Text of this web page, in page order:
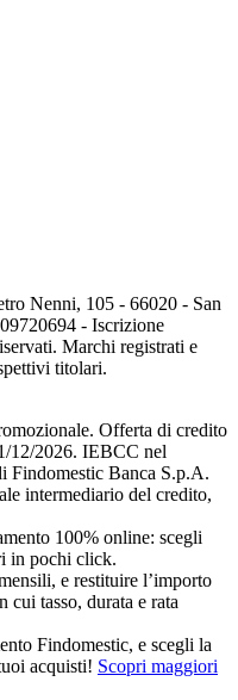
Nenni, 105 - 66020 - San
- Iscrizione
Marchi registrati e
titolari.
Offerta di credito
12/2026. IEBCC nel
Findomestic Banca S.p.A.
intermediario del credito,
100% online: scegli
in pochi click.
e restituire l’importo
cui tasso, durata e rata
Findomestic, e scegli la
acquisti! Scopri maggiori